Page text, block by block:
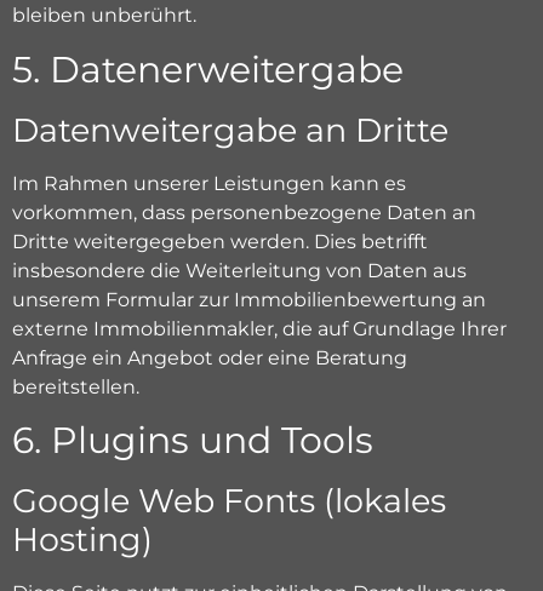
bleiben unberührt.
5. Datenerweitergabe
Datenweitergabe an Dritte
Im Rahmen unserer Leistungen kann es
vorkommen, dass personenbezogene Daten an
Dritte weitergegeben werden. Dies betrifft
insbesondere die Weiterleitung von Daten aus
unserem Formular zur Immobilienbewertung an
externe Immobilienmakler, die auf Grundlage Ihrer
Anfrage ein Angebot oder eine Beratung
bereitstellen.
6. Plugins und Tools
Google Web Fonts (lokales
Hosting)